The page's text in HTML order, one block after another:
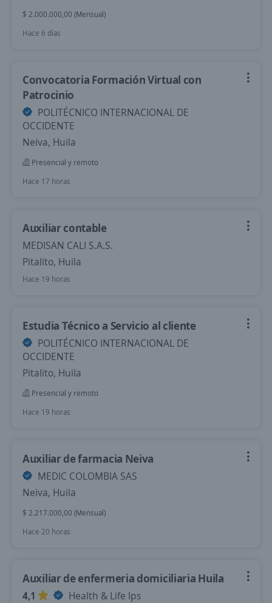
$ 2.000.000,00 (Mensual)
Hace 6 días
Convocatoria Formación Virtual con
Patrocinio
POLITÉCNICO INTERNACIONAL DE
OCCIDENTE
Neiva, Huila
Presencial y remoto
Hace 17 horas
Auxiliar contable
MEDISAN CALI S.A.S.
Pitalito, Huila
Hace 19 horas
Estudia Técnico a Servicio al cliente
POLITÉCNICO INTERNACIONAL DE
OCCIDENTE
Pitalito, Huila
Presencial y remoto
Hace 19 horas
Auxiliar de farmacia Neiva
MEDIC COLOMBIA SAS
Neiva, Huila
$ 2.217.000,00 (Mensual)
Hace 20 horas
Auxiliar de enfermeria domiciliaria Huila
4,1 Health & Life Ips